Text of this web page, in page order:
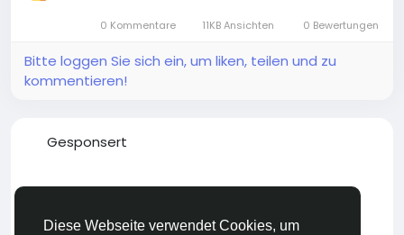
Diese Webseite verwendet Cookies, um
0 Kommentare 11KB Ansichten 0 Bewertungen
Bitte loggen Sie sich ein, um liken, teilen und zu
kommentieren!
Gesponsert